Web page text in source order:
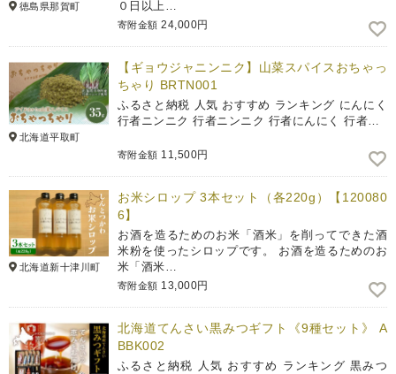
徳島県那賀町 ０日以上…
寄附金額 24,000円
北海道平取町
【ギョウジャニンニク】山菜スパイスおちゃっ
ちゃり BRTN001
ふるさと納税 人気 おすすめ ランキング にんにく
行者ニンニク 行者ニンニク 行者にんにく 行者…
寄附金額 11,500円
北海道新十津川町
お米シロップ 3本セット（各220g）【120080
6】
お酒を造るためのお米「酒米」を削ってできた酒
米粉を使ったシロップです。 お酒を造るためのお
米「酒米…
寄附金額 13,000円
北海道てんさい黒みつギフト《9種セット》 A
BBK002
ふるさと納税 人気 おすすめ ランキング 黒みつ